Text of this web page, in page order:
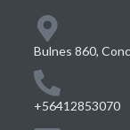
Bulnes 860,
+56412853070